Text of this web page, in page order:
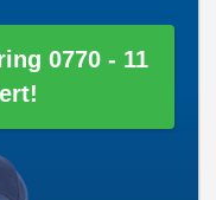
0770 - 11